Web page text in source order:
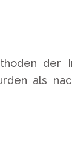
der
als